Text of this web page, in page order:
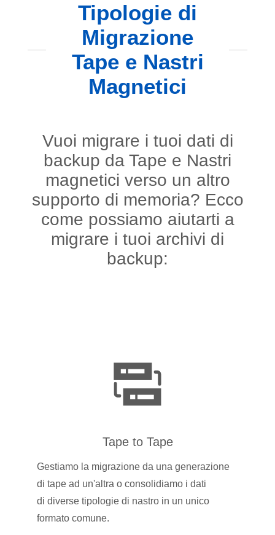
Tipologie di
Migrazione
Tape e Nastri
Magnetici
Vuoi migrare i tuoi dati di
backup da Tape e Nastri
magnetici verso un altro
supporto di memoria? Ecco
come possiamo aiutarti a
migrare i tuoi archivi di
backup:
Tape to Tape
Gestiamo la migrazione da una generazione
di tape ad un'altra o consolidiamo i dati
di diverse tipologie di nastro in un unico
formato comune.